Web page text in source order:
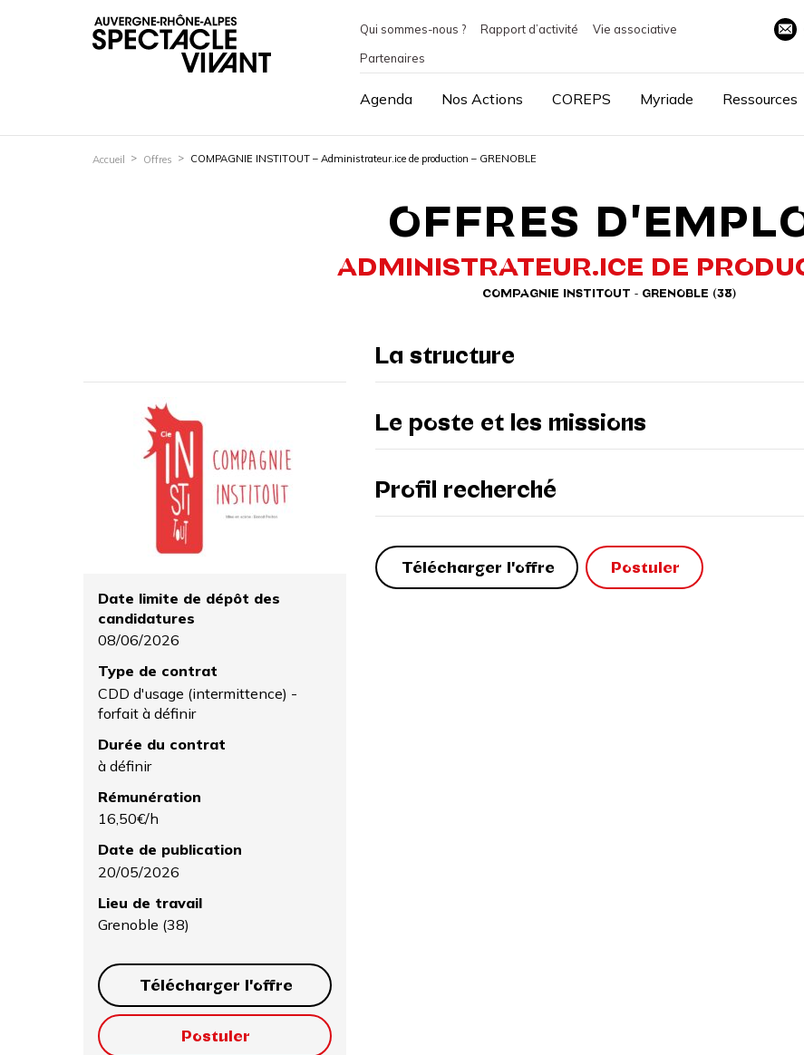
Qui sommes-nous ? Rapport d’activité
Vie associative
Partenaires
Agenda Nos Actions COREPS Myriade Ressources
Accueil Offres COMPAGNIE INSTITOUT – Administrateur.ice de production – GRENOBLE
OFFRES
ADMINISTRATEUR.ICE DE
COMPAGNIE INSTITOUT - GRENOBLE (38)
Date limite de dépôt des
candidatures
08/06/2026
Type de contrat
CDD d'usage (intermittence) -
forfait à définir
Durée du contrat
à définir
Rémunération
16,50€/h
Date de publication
20/05/2026
Lieu de travail
Grenoble (38)
Télécharger l'offre
Postuler
La structure
Le poste et les missions
Profil recherché
Télécharger l'offre Postuler